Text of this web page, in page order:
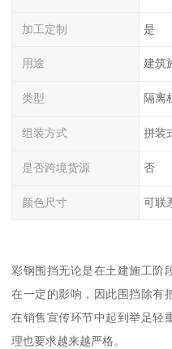
加工定制 是
用途 建筑
类型 隔离
组装方式 拼装
是否跨境货源 否
颜色尺寸 可联
彩钢围挡无论是在土建施工阶
在一定的影响，因此围挡除有
在销售宣传环节中起到举足轻
理也要求越来越严格。